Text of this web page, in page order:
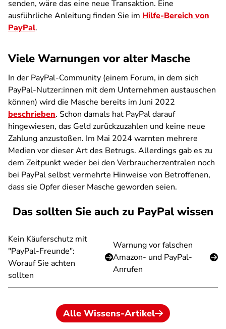
senden, wäre das eine neue Transaktion. Eine
ausführliche Anleitung finden Sie im Hilfe-Bereich von
PayPal.
Viele Warnungen vor alter Masche
In der PayPal-Community (einem Forum, in dem sich
PayPal-Nutzer:innen mit dem Unternehmen austauschen
können) wird die Masche bereits im Juni 2022
beschrieben. Schon damals hat PayPal darauf
hingewiesen, das Geld zurückzuzahlen und keine neue
Zahlung anzustoßen. Im Mai 2024 warnten mehrere
Medien vor dieser Art des Betrugs. Allerdings gab es zu
dem Zeitpunkt weder bei den Verbraucherzentralen noch
bei PayPal selbst vermehrte Hinweise von Betroffenen,
dass sie Opfer dieser Masche geworden seien.
Das sollten Sie auch zu PayPal wissen
Kein Käuferschutz mit
"PayPal-Freunde":
Worauf Sie achten
sollten
Warnung vor falschen
Amazon- und PayPal-
Anrufen
Alle Wissens-Artikel